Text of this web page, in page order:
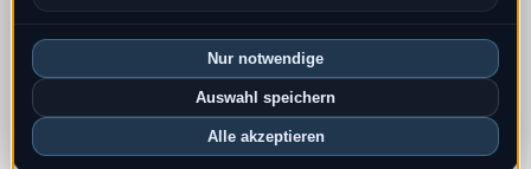
Nur notwendige
Auswahl speichern
Alle akzeptieren
FAQ
Beben diesen Monat
0
Neueste UTC: 2026-06-11 09:04:56